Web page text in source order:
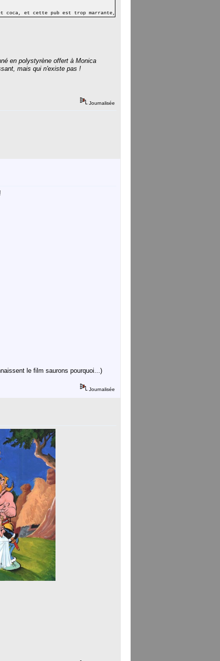
et coca, et cette pub est trop marrante, surtout quand on kiffe le parrain
en polystyrène offert à Monica
mais qui n'existe pas !
Journalisée
le film saurons pourquoi...)
Journalisée